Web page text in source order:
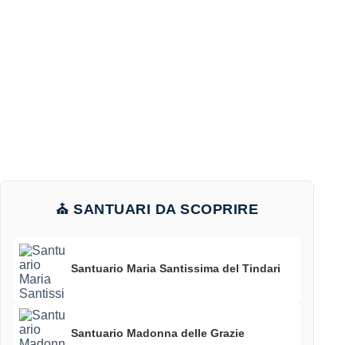
⛪ SANTUARI DA SCOPRIRE
Santuario Maria Santissima del Tindari
Santuario Madonna delle Grazie